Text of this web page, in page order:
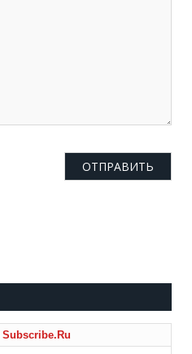
Subscribe.Ru